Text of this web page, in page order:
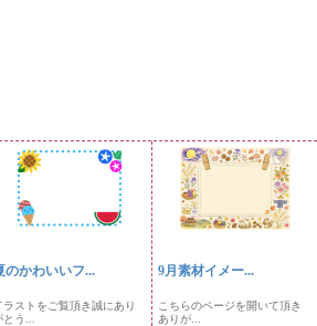
のかわいいフ...
ラストをご覧頂き誠にあり
とう...
9月素材イメー...
こちらのページを開いて頂き
ありが...